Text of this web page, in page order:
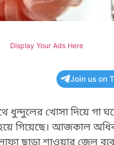
Display Your Ads Here
Join us on
ধুন্দুলের খোসা দিয়ে গা
গিয়েছে। আজকাল